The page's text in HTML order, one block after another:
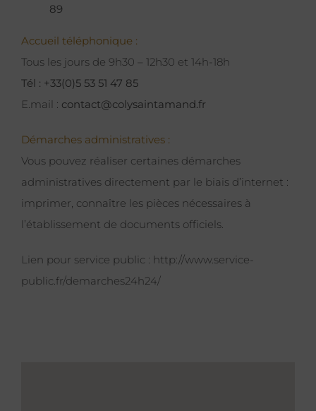
89
Accueil téléphonique :
Tous les jours de 9h30 – 12h30 et 14h-18h
Tél : +33(0)5 53 51 47 85
E.mail : contact@colysaintamand.fr
Démarches administratives :
Vous pouvez réaliser certaines démarches
administratives directement par le biais d’internet :
imprimer, connaître les pièces nécessaires à
l’établissement de documents officiels.
Lien pour service public : http://www.service-
public.fr/demarches24h24/